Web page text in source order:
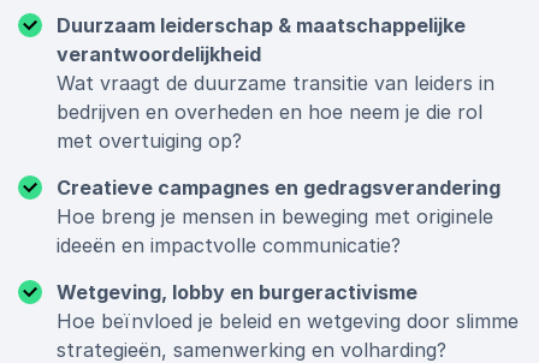
Duurzaam leiderschap & maatschappelijke
verantwoordelijkheid
Wat vraagt de duurzame transitie van leiders in
bedrijven en overheden en hoe neem je die rol
met overtuiging op?
Creatieve campagnes en gedragsverandering
Hoe breng je mensen in beweging met originele
ideeën en impactvolle communicatie?
Wetgeving, lobby en burgeractivisme
Hoe beïnvloed je beleid en wetgeving door slimme
strategieën, samenwerking en volharding?